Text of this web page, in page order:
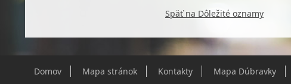
Späť na Dôležité oznamy
Domov Mapa stránok Kontakty Mapa Dúbravky